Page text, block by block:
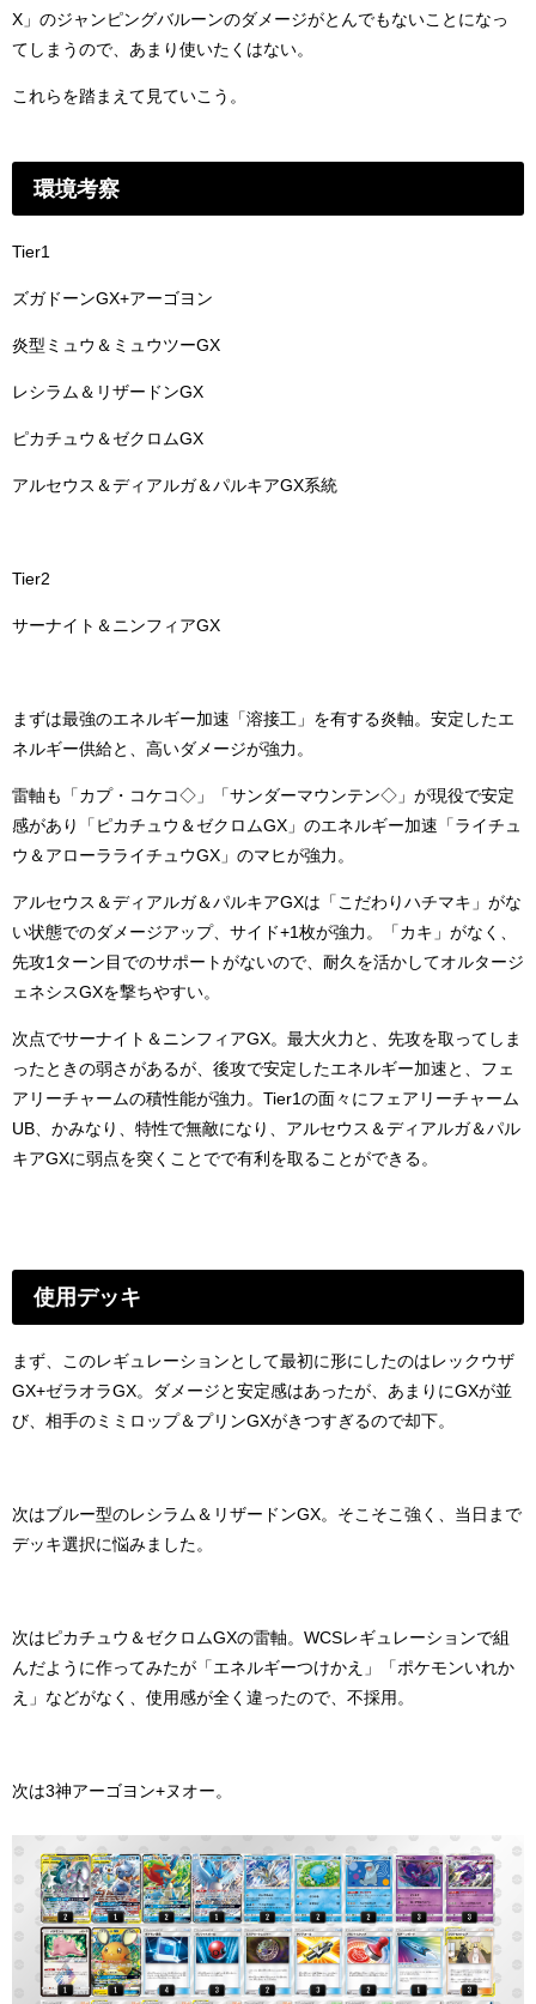
X」のジャンピングバルーンのダメージがとんでもないことになっ
てしまうので、あまり使いたくはない。
これらを踏まえて見ていこう。
環境考察
Tier1
ズガドーンGX+アーゴヨン
炎型ミュウ＆ミュウツーGX
レシラム＆リザードンGX
ピカチュウ＆ゼクロムGX
アルセウス＆ディアルガ＆パルキアGX系統
Tier2
サーナイト＆ニンフィアGX
まずは最強のエネルギー加速「溶接工」を有する炎軸。安定したエ
ネルギー供給と、高いダメージが強力。
雷軸も「カプ・コケコ◇」「サンダーマウンテン◇」が現役で安定
感があり「ピカチュウ＆ゼクロムGX」のエネルギー加速「ライチュ
ウ＆アローラライチュウGX」のマヒが強力。
アルセウス＆ディアルガ＆パルキアGXは「こだわりハチマキ」がな
い状態でのダメージアップ、サイド+1枚が強力。「カキ」がなく、
先攻1ターン目でのサポートがないので、耐久を活かしてオルタージ
ェネシスGXを撃ちやすい。
次点でサーナイト＆ニンフィアGX。最大火力と、先攻を取ってしま
ったときの弱さがあるが、後攻で安定したエネルギー加速と、フェ
アリーチャームの積性能が強力。Tier1の面々にフェアリーチャーム
UB、かみなり、特性で無敵になり、アルセウス＆ディアルガ＆パル
キアGXに弱点を突くことでで有利を取ることができる。
使用デッキ
まず、このレギュレーションとして最初に形にしたのはレックウザ
GX+ゼラオラGX。ダメージと安定感はあったが、あまりにGXが並
び、相手のミミロップ＆プリンGXがきつすぎるので却下。
次はブルー型のレシラム＆リザードンGX。そこそこ強く、当日まで
デッキ選択に悩みました。
次はピカチュウ＆ゼクロムGXの雷軸。WCSレギュレーションで組
んだように作ってみたが「エネルギーつけかえ」「ポケモンいれか
え」などがなく、使用感が全く違ったので、不採用。
次は3神アーゴヨン+ヌオー。